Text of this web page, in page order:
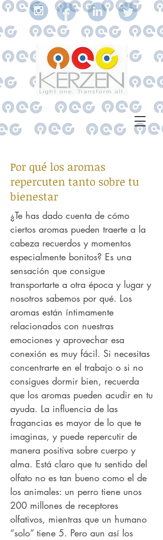
Por qué los aromas
repercuten tanto sobre tu
bienestar
¿Te has dado cuenta de cómo
ciertos aromas pueden traerte a la
cabeza recuerdos y momentos
especialmente bonitos? Es una
sensación que consigue
transportarte a otra época y lugar y
nosotros sabemos por qué. Los
aromas están íntimamente
relacionados con nuestras
emociones y aprovechar esa
conexión es muy fácil. Si necesitas
concentrarte en el trabajo o si no
consigues dormir bien, recuerda
que los aromas pueden acudir en tu
ayuda. La influencia de las
fragancias es mayor de lo que te
imaginas, y puede repercutir de
manera positiva sobre cuerpo y
alma. Está claro que tu sentido del
olfato no es tan bueno como el de
los animales: un perro tiene unos
200 millones de receptores
olfativos, mientras que un humano
“solo” tiene 5. Pero aun así los